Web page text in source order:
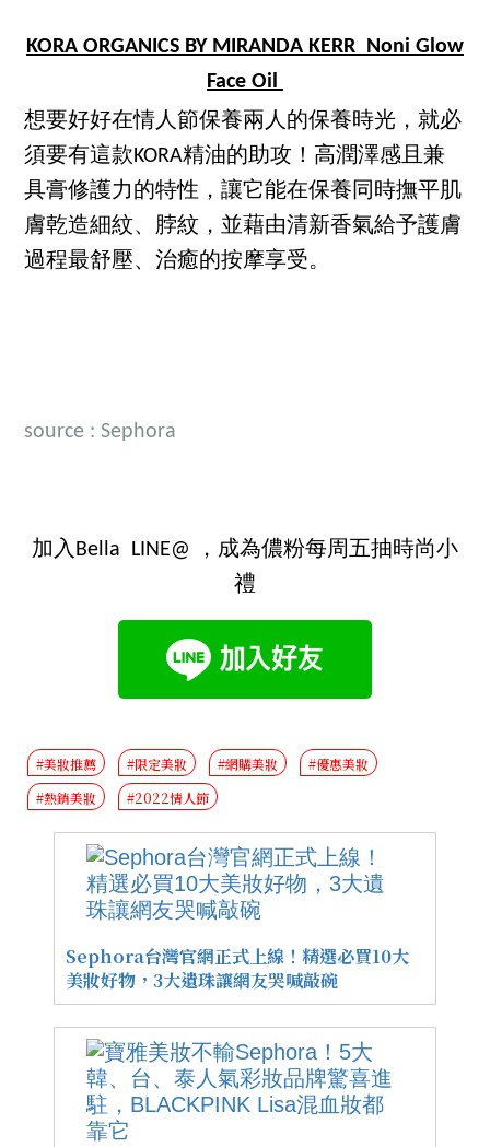
KORA ORGANICS BY MIRANDA KERR Noni Glow
Face Oil
想要好好在情人節保養兩人的保養時光，就必
須要有這款KORA精油的助攻！高潤澤感且兼
具膏修護力的特性，讓它能在保養同時撫平肌
膚乾造細紋、脖紋，並藉由清新香氣給予護膚
過程最舒壓、治癒的按摩享受。
source : Sephora
加入Bella LINE@ ，成為儂粉每周五抽時尚小
禮
#美妝推薦 #限定美妝 #網購美妝
#優惠美妝
#熱銷美妝
#2022情人節
Sephora台灣官網正式上線！精選必買10大
美妝好物，3大遺珠讓網友哭喊敲碗